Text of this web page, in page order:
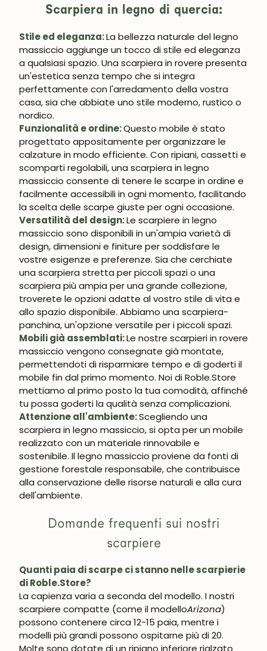
Scarpiera in legno di quercia:
Stile ed eleganza:La bellezza naturale del legno
massiccio aggiunge un tocco di stile ed eleganza
a qualsiasi spazio. Una scarpiera in rovere presenta
un'estetica senza tempo che si integra
perfettamente con l'arredamento della vostra
casa, sia che abbiate uno stile moderno, rustico o
nordico.
Funzionalità e ordine:Questo mobile è stato
progettato appositamente per organizzare le
calzature in modo efficiente. Con ripiani, cassetti e
scomparti regolabili, una scarpiera in legno
massiccio consente di tenere le scarpe in ordine e
facilmente accessibili in ogni momento, facilitando
la scelta delle scarpe giuste per ogni occasione.
Versatilità del design:Le scarpiere in legno
massiccio sono disponibili in un'ampia varietà di
design, dimensioni e finiture per soddisfare le
vostre esigenze e preferenze. Sia che cerchiate
una scarpiera stretta per piccoli spazi o una
scarpiera più ampia per una grande collezione,
troverete le opzioni adatte al vostro stile di vita e
allo spazio disponibile. Abbiamo una scarpiera-
panchina, un'opzione versatile per i piccoli spazi.
Mobili già assemblati:Le nostre scarpieri in rovere
massiccio vengono consegnate già montate,
permettendoti di risparmiare tempo e di goderti il
mobile fin dal primo momento. Noi di Roble.Store
mettiamo al primo posto la tua comodità, affinché
tu possa goderti la qualità senza complicazioni.
Attenzione all'ambiente:Scegliendo una
scarpiera in legno massiccio, si opta per un mobile
realizzato con un materiale rinnovabile e
sostenibile. Il legno massiccio proviene da fonti di
gestione forestale responsabile, che contribuisce
alla conservazione delle risorse naturali e alla cura
dell'ambiente.
Domande frequenti sui nostri
scarpiere
Quanti paia di scarpe ci stanno nelle scarpierie
di Roble.Store?
La capienza varia a seconda del modello. I nostri
scarpiere compatte (come il modelloArizona)
possono contenere circa 12-15 paia, mentre i
modelli più grandi possono ospitarne più di 20.